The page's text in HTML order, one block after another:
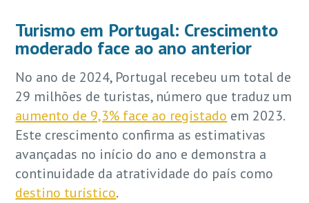
Turismo em Portugal: Crescimento
moderado face ao ano anterior
No ano de 2024, Portugal recebeu um total de
29 milhões de turistas, número que traduz um
aumento de 9,3% face ao registado em 2023.
Este crescimento confirma as estimativas
avançadas no início do ano e demonstra a
continuidade da atratividade do país como
destino turístico.